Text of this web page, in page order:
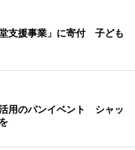
支援事業」に寄付 子ども
用のパンイベント シャッ